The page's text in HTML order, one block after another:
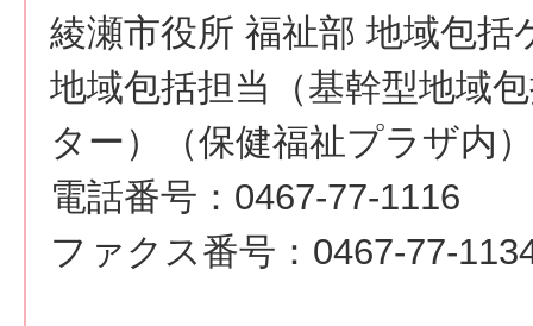
綾瀬市役所 福祉部 地域包括
地域包括担当（基幹型地域
ター）（保健福祉プラザ内）
電話番号：0467-77-1116
ファクス番号：0467-77-